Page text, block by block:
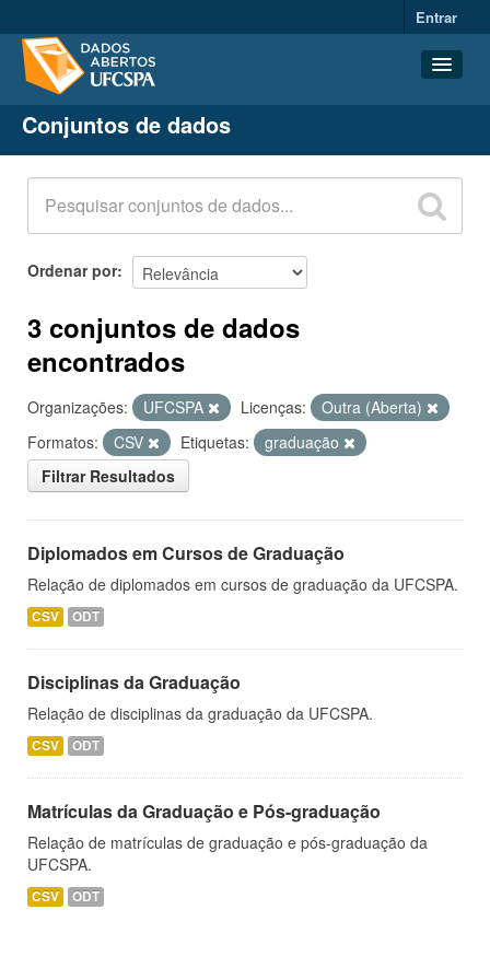
Entrar
Conjuntos de dados
Organizações
Grupos
Sobre
Conjuntos de dados
Ordenar por
3 conjuntos de dados
encontrados
Organizações: UFCSPA Licenças:
Outra (Aberta)
Formatos:
CSV Etiquetas:
graduação
Filtrar Resultados
Diplomados em Cursos de Graduação
Relação de diplomados em cursos de graduação da UFCSPA.
CSV ODT
Disciplinas da Graduação
Relação de disciplinas da graduação da UFCSPA.
CSV ODT
Matrículas da Graduação e Pós-graduação
Relação de matrículas de graduação e pós-graduação da
UFCSPA.
CSV ODT